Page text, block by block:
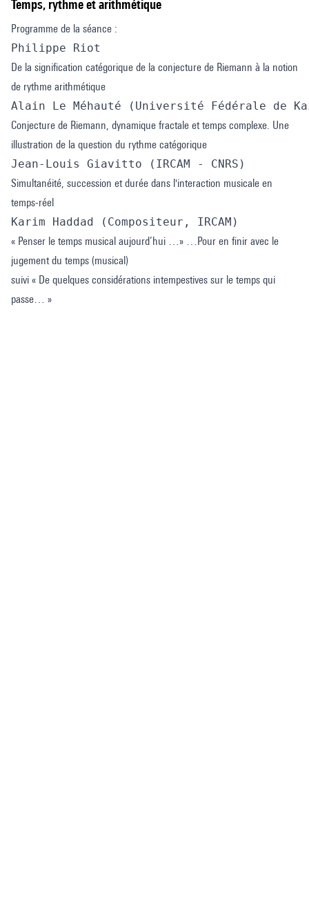
Temps, rythme et arithmétique
Programme de la séance :
De la signification catégorique de la conjecture de Riemann à la notion
de rythme arithmétique
Alain Le Méhauté (Université Fédérale de
Conjecture de Riemann, dynamique fractale et temps complexe. Une
illustration de la question du rythme catégorique
Jean-Louis Giavitto (IRCAM - CNRS)
Simultanéité, succession et durée dans l'interaction musicale en
temps-réel
« Penser le temps musical aujourd’hui …» …Pour en finir avec le
jugement du temps (musical)
suivi « De quelques considérations intempestives sur le temps qui
passe… »